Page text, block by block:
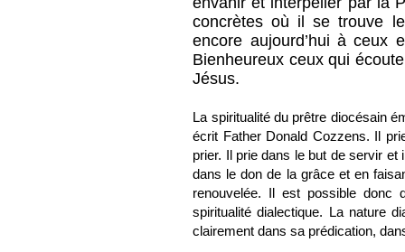
concrètes où il se trouve
encore aujourd’hui à ceux
Bienheureux ceux qui
Jésus.
La spiritualité du prêtre diocésain
écrit Father Donald Cozzens. Il
prier. Il prie dans le but de servir et
dans le don de la grâce et en
renouvelée. Il est possible donc
spiritualité dialectique. La nature
clairement dans sa prédication,